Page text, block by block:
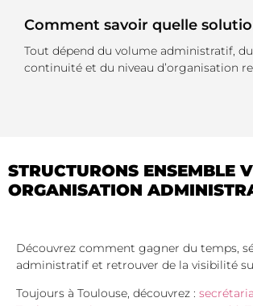
Comment savoir quelle
Tout dépend du volume administratif,
continuité et du niveau d’organisation
STRUCTURONS ENSEMBLE
ORGANISATION
Découvrez comment gagner du temps,
administratif et retrouver de la visibilité
Toujours à Toulouse, découvrez :